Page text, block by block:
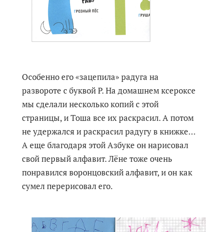
Особенно его «зацепила» радуга на
развороте с буквой Р. На домашнем ксероксе
мы сделали несколько копий с этой
страницы, и Тоша все их раскрасил. А потом
не удержался и раскрасил радугу в книжке…
А еще благодаря этой Азбуке он нарисовал
свой первый алфавит. Лёне тоже очень
понравился воронцовский алфавит, и он как
сумел перерисовал его.